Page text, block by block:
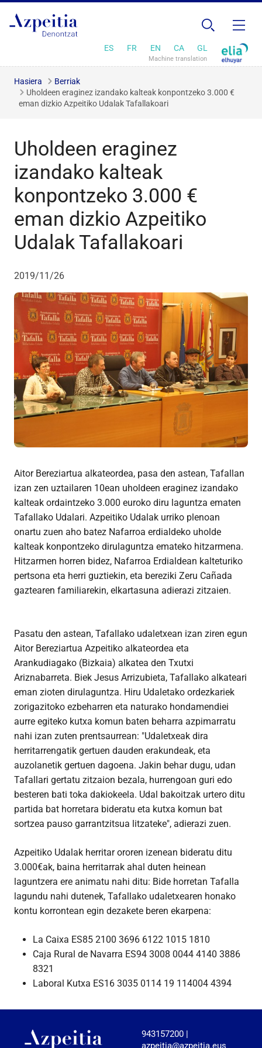
ES FR EN CA GL
Machine translation
Hasiera
Berriak
Uholdeen eraginez izandako kalteak konpontzeko 3.000 €
eman dizkio Azpeitiko Udalak Tafallakoari
Uholdeen eraginez
izandako kalteak
konpontzeko 3.000 €
eman dizkio Azpeitiko
Udalak Tafallakoari
2019/11/26
Aitor Bereziartua alkateordea, pasa den astean, Tafallan
izan zen uztailaren 10ean uholdeen eraginez izandako
kalteak ordaintzeko 3.000 euroko diru laguntza ematen
Tafallako Udalari. Azpeitiko Udalak urriko plenoan
onartu zuen aho batez Nafarroa erdialdeko uholde
kalteak konpontzeko dirulaguntza emateko hitzarmena.
Hitzarmen horren bidez, Nafarroa Erdialdean kalteturiko
pertsona eta herri guztiekin, eta bereziki Zeru Cañada
gaztearen familiarekin, elkartasuna adierazi zitzaien.
Pasatu den astean, Tafallako udaletxean izan ziren egun
Aitor Bereziartua Azpeitiko alkateordea eta
Arankudiagako (Bizkaia) alkatea den Txutxi
Ariznabarreta. Biek Jesus Arrizubieta, Tafallako alkateari
eman zioten dirulaguntza. Hiru Udaletako ordezkariek
zorigazitoko ezbeharren eta naturako hondamendiei
aurre egiteko kutxa komun baten beharra azpimarratu
nahi izan zuten prentsaurrean: "Udaletxeak dira
herritarrengatik gertuen dauden erakundeak, eta
auzolanetik gertuen dagoena. Jakin behar dugu, udan
Tafallari gertatu zitzaion bezala, hurrengoan guri edo
besteren bati toka dakiokeela. Udal bakoitzak urtero ditu
partida bat horretara bideratu eta kutxa komun bat
sortzea pauso garrantzitsua litzateke", adierazi zuen.
Azpeitiko Udalak herritar ororen izenean bideratu ditu
3.000€ak, baina herritarrak ahal duten heinean
laguntzera ere animatu nahi ditu: Bide horretan Tafalla
lagundu nahi dutenek, Tafallako udaletxearen honako
kontu korrontean egin dezakete beren ekarpena:
La Caixa ES85 2100 3696 6122 1015 1810
Caja Rural de Navarra ES94 3008 0044 4140 3886
8321
Laboral Kutxa ES16 3035 0114 19 114004 4394
943157200 |